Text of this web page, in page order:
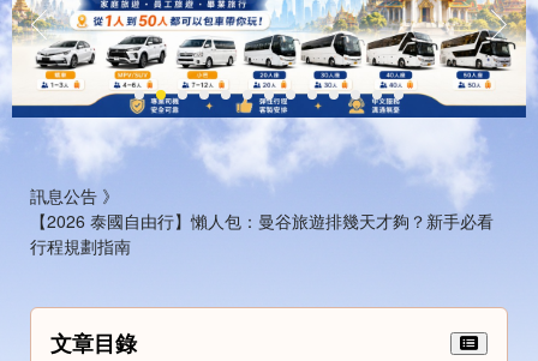
訊息公告 》
【2026 泰國自由行】懶人包：曼谷旅遊排幾天才夠？新手必看
行程規劃指南
文章目錄